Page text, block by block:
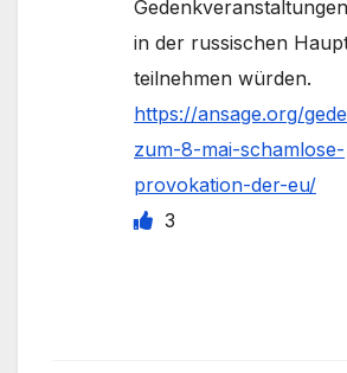
in der russischen
teilnehmen würden.
https://ansage.org/
zum-8-mai-schamlose-
provokation-der-eu/
3